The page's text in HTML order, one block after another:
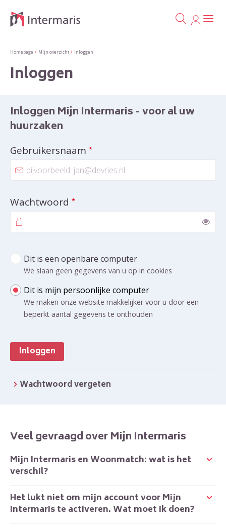
Naar hoofdinhoud
Naar hoofdnavigatiemenu
Naar zoeken
Naar de homepage Ga
Homepage Mijn overzicht Inloggen
Inloggen
Inloggen Mijn Intermaris - voor al uw
huurzaken
Gebruikersnaam *
Wachtwoord *
Inloggen Mijn Intermaris - voor al uw huurzaken
Dit is een openbare computer
We slaan geen gegevens van u op in cookies
Dit is mijn persoonlijke computer
We maken onze website makkelijker voor u door een
beperkt aantal gegevens te onthouden
Inloggen
Wachtwoord vergeten
Veel gevraagd over Mijn Intermaris
Mijn Intermaris en Woonmatch: wat is het
verschil?
Het lukt niet om mijn account voor Mijn
Intermaris te activeren. Wat moet ik doen?